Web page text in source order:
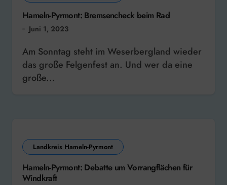
Hameln-Pyrmont: Bremsencheck beim Rad
Juni 1, 2023
Am Sonntag steht im Weserbergland wieder
das große Felgenfest an. Und wer da eine
große...
Landkreis Hameln-Pyrmont
Hameln-Pyrmont: Debatte um Vorrangflächen für
Windkraft